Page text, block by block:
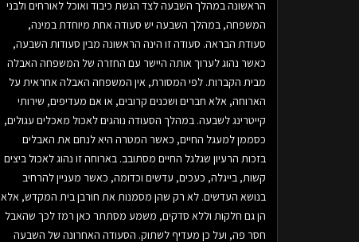
הראשונה במהלך השבעה לצד הגשת כיבוד ואוכל לאורחים ולבני
המשפחה, במהלך השבעה יש סעודה אחת מיוחדת במינה,
סעודת הבראה. סעודה זו הינה הראשונה מבין סעודות השבעה,
כאשר נהוג לערוך אותה היישר עם החזרה של המשפחה האבלה
מבית הקברות. לפי המסורת, אין המשפחה האבלה אחראית על
הארוחה, אלא חברים ושכנים קרובים, או אם מעדיפים, שירותי
קייטרינג לשבעה. במהלך הסעודה נוהגים לאכול מאכלים עגולים,
כסממן למעגל החיים, כאשר המטרה היא לנחם את האבלים
בזכות הרעיון שגלגל החיים מסתובב. בארוחה זו נהוג לאכול ביצים
קשות, בייגלה, כעכים, עדשים וכדומה, כאשר מעניין להרחיב
בנושא העדשים. לא רק שהן מסמנות את חורבן בית המקדש, אלא
הן גם חלקות וללא סדקים, משמע מסתתר כאן רמז לכך שהאבל
חסר פה, ועל כן מעדיף לשתוק. הסעודה האחרונה של השבעה